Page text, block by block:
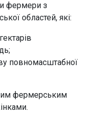
фермери з
областей, які:
повномасштабної
фермерським